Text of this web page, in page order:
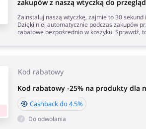
Kod rabatowy
Kod rabatowy -25% na produkty dla
Cashback do 4.5%
Do odwołania
zakupów z naszą wtyczką do
Zainstaluj naszą wtyczkę, zajmie to 30
Dzięki niej automatycznie podczas zakupów
rabatowe bezpośrednio w koszyku. Sprawdź,